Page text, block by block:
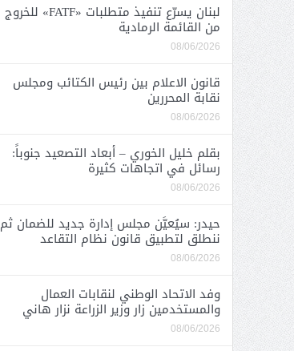
لبنان يسرّع تنفيذ متطلبات «FATF» للخروج
من القائمة الرمادية
08/06/2026
قانون الاعلام بين رئيس الكتائب ومجلس
نقابة المحررين
08/06/2026
بقلم خليل الخوري – أبعاد التصعيد جنوباً:
رسائل في اتجاهات كثيرة
08/06/2026
حيدر: سيُعيَّن مجلس إدارة جديد للضمان ثم
ننطلق لتطبيق قانون نظام التقاعد
08/06/2026
وفد الاتحاد الوطني لنقابات العمال
والمستخدمين زار وزير الزراعة نزار هاني
08/06/2026